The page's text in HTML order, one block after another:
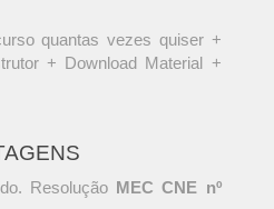
quantas vezes quiser +
+ Download Material +
Resolução MEC CNE nº